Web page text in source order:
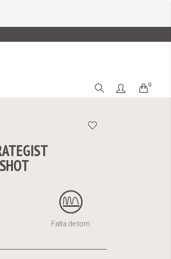
Cart
0
Falta de tom